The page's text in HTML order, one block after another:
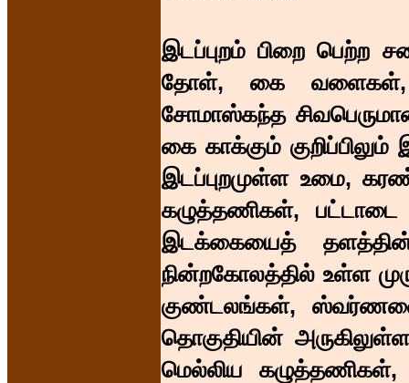
இடப்புறம் பிறை
தோள், கை வளைகள்,
சோமாஸ்கந்த
கை காக்கும்
இடப்புறமுள்ள உமை,
கழுத்தணிகள், பட்டாடை
இடக்கையைத்
நின்றகோலத்தில் உள்ள
குண்டலங்கள்,
தொகுதியின்
மெல்லிய